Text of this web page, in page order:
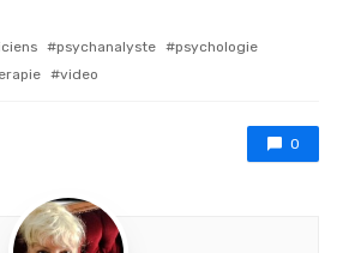
psychanalyste
psychologie
video
0